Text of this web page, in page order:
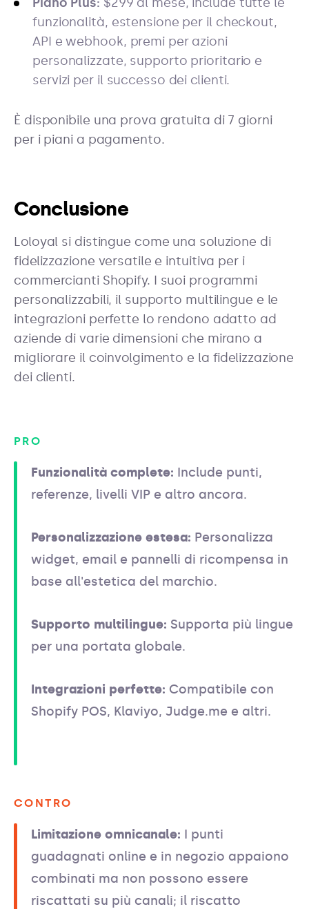
funzionalità, estensione per il checkout,
API e webhook, premi per azioni
personalizzate, supporto prioritario e
servizi per il successo dei clienti.
È disponibile una prova gratuita di 7 giorni
per i piani a pagamento.
Conclusione
Loloyal si distingue come una soluzione di
fidelizzazione versatile e intuitiva per i
commercianti Shopify. I suoi programmi
personalizzabili, il supporto multilingue e le
integrazioni perfette lo rendono adatto ad
aziende di varie dimensioni che mirano a
migliorare il coinvolgimento e la fidelizzazione
dei clienti.
PRO
Funzionalità complete: Include punti,
referenze, livelli VIP e altro ancora.
Personalizzazione estesa: Personalizza
widget, email e pannelli di ricompensa in
base all'estetica del marchio.
Supporto multilingue: Supporta più lingue
per una portata globale.
Integrazioni perfette: Compatibile con
Shopify POS, Klaviyo, Judge.me e altri.
CONTRO
Limitazione omnicanale: I punti
guadagnati online e in negozio appaiono
combinati ma non possono essere
riscattati su più canali; il riscatto